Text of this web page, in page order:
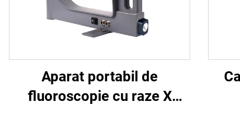
Aparat portabil de
fluoroscopie cu raze X